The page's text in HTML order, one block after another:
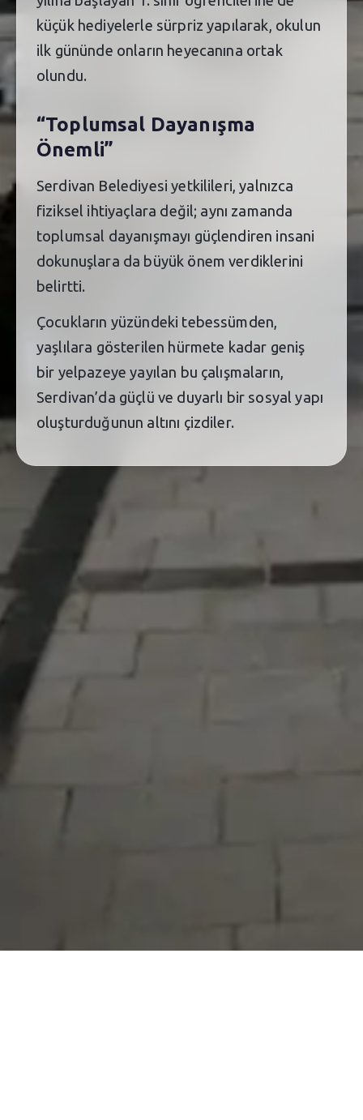
küçük hediyelerle sürpriz yapılarak, okulun
ilk gününde onların heyecanına ortak
olundu.
“Toplumsal Dayanışma
Önemli”
Serdivan Belediyesi yetkilileri, yalnızca
fiziksel ihtiyaçlara değil; aynı zamanda
toplumsal dayanışmayı güçlendiren insani
dokunuşlara da büyük önem verdiklerini
belirtti.
Çocukların yüzündeki tebessümden,
yaşlılara gösterilen hürmete kadar geniş
bir yelpazeye yayılan bu çalışmaların,
Serdivan’da güçlü ve duyarlı bir sosyal yapı
oluşturduğunun altını çizdiler.